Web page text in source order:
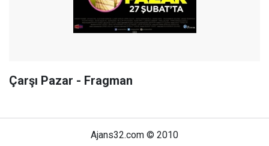
Çarşı Pazar - Fragman
Ajans32.com © 2010